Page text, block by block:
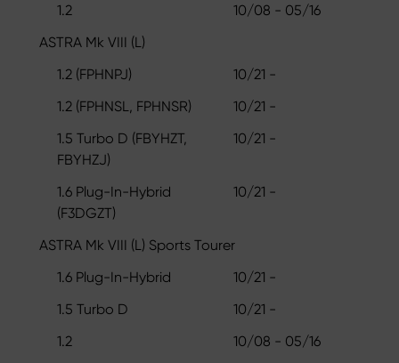
1.2
10/08 - 05/16
ASTRA Mk VIII (L)
1.2 (FPHNPJ)
10/21 -
1.2 (FPHNSL, FPHNSR)
10/21 -
1.5 Turbo D (FBYHZT,
FBYHZJ)
10/21 -
1.6 Plug-In-Hybrid
(F3DGZT)
10/21 -
ASTRA Mk VIII (L) Sports Tourer
1.6 Plug-In-Hybrid
10/21 -
1.5 Turbo D
10/21 -
1.2
10/08 - 05/16